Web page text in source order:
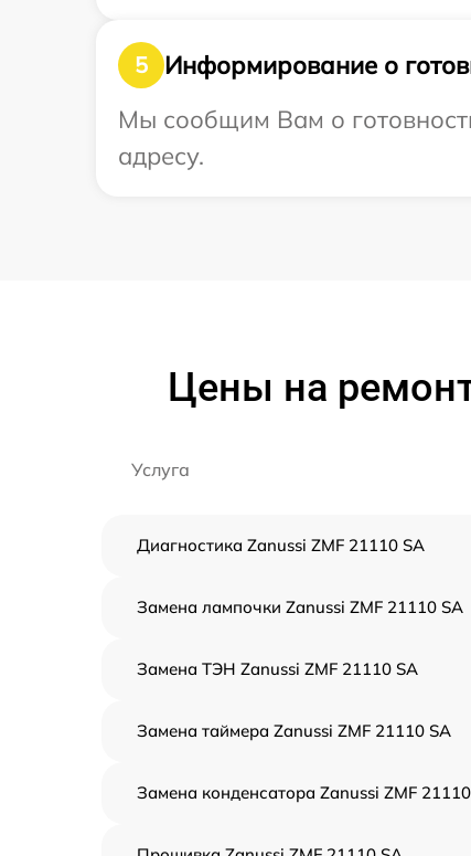
5
Информирование о
Мы сообщим Вам о
адресу.
Цены на
Услуга
Диагностика Zanussi ZMF 21110 SA
Замена лампочки Zanussi ZMF 21110 SA
Замена ТЭН Zanussi ZMF 21110 SA
Замена таймера Zanussi ZMF 21110 SA
Замена конденсатора Zanussi ZMF